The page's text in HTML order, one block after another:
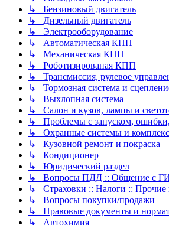
↳ Бензиновый двигатель
↳ Дизельный двигатель
↳ Электрооборудование
↳ Автоматическая КПП
↳ Механическая КПП
↳ Роботизированая КПП
↳ Трансмиссия, рулевое
↳ Тормозная система и
↳ Выхлопная система
↳ Салон и кузов, лампы и
↳ Проблемы с запуском, ошибки,
↳ Охранные системы и
↳ Кузовной ремонт и покраска
↳ Кондиционер
↳ Юридический раздел
↳ Вопросы ПДД :: Общение с
↳ Страховки :: Налоги :: Прочие
↳ Вопросы покупки/продажи
↳ Правовые документы и
↳ Автохимия